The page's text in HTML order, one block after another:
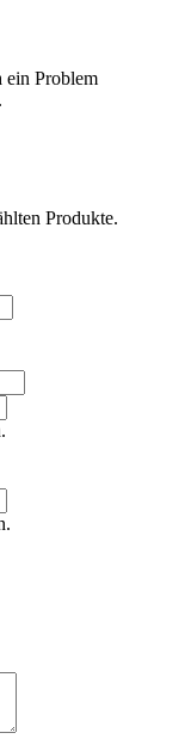
ein Problem
Produkte.